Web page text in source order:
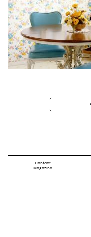
Navigation
Contact
Magazine